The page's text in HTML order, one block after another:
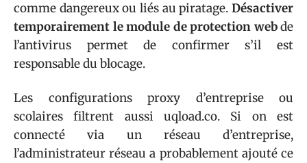
comme dangereux ou liés au piratage. Désactiver
temporairement le module de protection webde
l’antivirus permet de confirmer s’il est
responsable du blocage.
Les configurations proxy d’entreprise ou
scolaires filtrent aussi uqload.co. Si on est
connecté via un réseau d’entreprise,
l’administrateur réseau a probablement ajouté ce